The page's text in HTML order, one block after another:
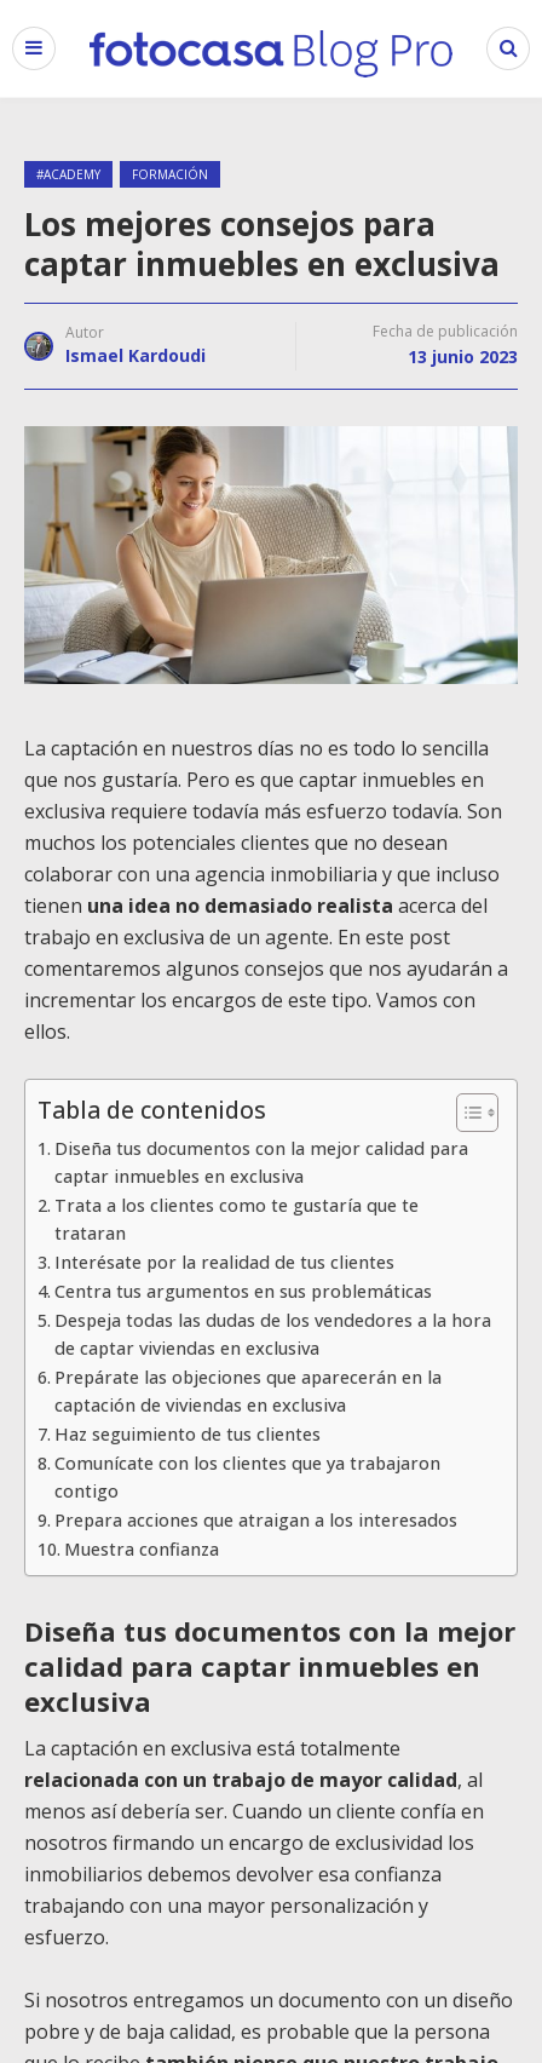
#ACADEMY FORMACIÓN
Los mejores consejos para
captar inmuebles en exclusiva
Autor
Ismael Kardoudi
Fecha de publicación
13 junio 2023
La captación en nuestros días no es todo lo sencilla
que nos gustaría. Pero es que captar inmuebles en
exclusiva requiere todavía más esfuerzo todavía. Son
muchos los potenciales clientes que no desean
colaborar con una agencia inmobiliaria y que incluso
tienen una idea no demasiado realista acerca del
trabajo en exclusiva de un agente. En este post
comentaremos algunos consejos que nos ayudarán a
incrementar los encargos de este tipo. Vamos con
ellos.
Tabla de contenidos
Diseña tus documentos con la mejor calidad para
captar inmuebles en exclusiva
Trata a los clientes como te gustaría que te
trataran
Interésate por la realidad de tus clientes
Centra tus argumentos en sus problemáticas
Despeja todas las dudas de los vendedores a la hora
de captar viviendas en exclusiva
Prepárate las objeciones que aparecerán en la
captación de viviendas en exclusiva
Haz seguimiento de tus clientes
Comunícate con los clientes que ya trabajaron
contigo
Prepara acciones que atraigan a los interesados
Muestra confianza
Diseña tus documentos con la mejor
calidad para captar inmuebles en
exclusiva
La captación en exclusiva está totalmente
relacionada con un trabajo de mayor calidad, al
menos así debería ser. Cuando un cliente confía en
nosotros firmando un encargo de exclusividad los
inmobiliarios debemos devolver esa confianza
trabajando con una mayor personalización y
esfuerzo.
Si nosotros entregamos un documento con un diseño
pobre y de baja calidad, es probable que la persona